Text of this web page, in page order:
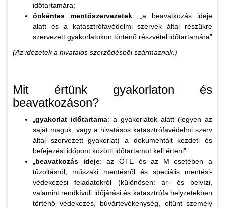
időtartamára;
önkéntes mentőszervezetek: „a beavatkozás ideje
alatt és a katasztrófavédelmi szervek által részükre
szervezett gyakorlatokon történő részvétel időtartamára”
(Az idézetek a hivatalos szerződésből származnak.)
Mit értünk gyakorlaton és
beavatkozáson?
gyakorlat időtartama: a gyakorlatok alatt (legyen az
saját maguk, vagy a hivatásos katasztrófavédelmi szerv
által szervezett gyakorlat) a dokumentált kezdeti és
befejezési időpont közötti időtartamot kell érteni”
beavatkozás ideje: az ÖTE és az M esetében a
tűzoltásról, műszaki mentésről és speciális mentési-
védekezési feladatokról (különösen: ár- és belvízi,
valamint rendkívüli időjárási és katasztrófa helyzetekben
történő védekezés, búvártevékenység, eltűnt személy